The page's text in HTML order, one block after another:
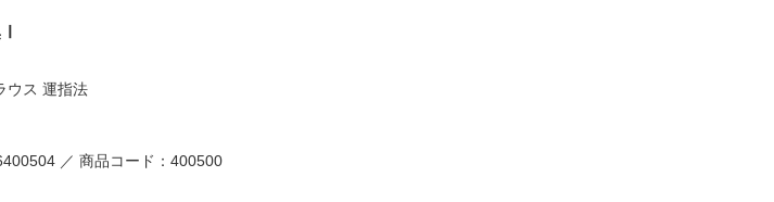
ウス 運指法
／ 商品コード：400500